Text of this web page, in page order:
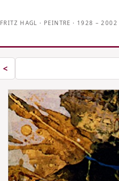
FRITZ HAGL · PEINTRE · 1928 – 2002
<Image précédente